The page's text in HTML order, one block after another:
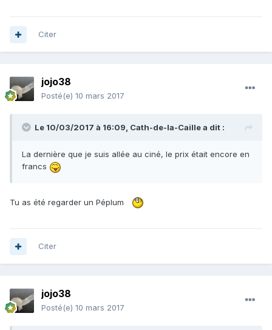
Citer
jojo38
Posté(e) 10 mars 2017
Le 10/03/2017 à 16:09, Cath-de-la-Caillea dit :
La dernière que je suis allée au ciné, le prix était encore en
francs
Tu as été regarder un Péplum
Citer
jojo38
Posté(e) 10 mars 2017